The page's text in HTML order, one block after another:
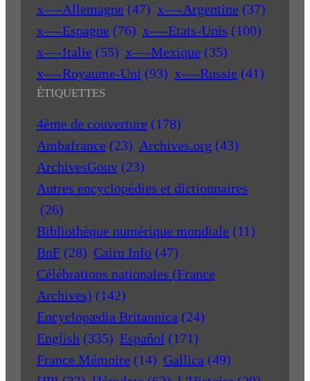
x—-Allemagne (47) x—-Argentine (37)
x—-Espagne (76) x—-Etats-Unis (100)
x—-Italie (55) x—-Mexique (35)
x—-Royaume-Uni (93) x—-Russie (41)
ÉTIQUETTES
4ème de couverture (178)
Ambafrance (23) Archives.org (43)
ArchivesGouv (23)
Autres encyclopédies et dictionnaires
(26)
Bibliothèque numérique mondiale (11)
BnF (28) Cairn Info (47)
Célébrations nationales (France
Archives) (142)
Encyclopædia Britannica (24)
English (335) Español (171)
France Mémoire (14) Gallica (49)